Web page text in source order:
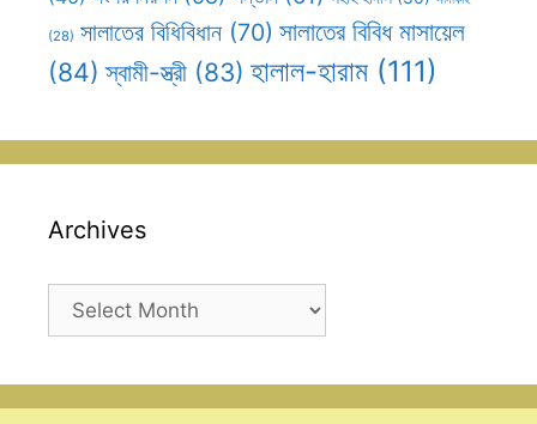
(28) সালাতের বিধিবিধান (70) সালাতের বিবিধ মাসায়েল
(84) স্বামী-স্ত্রী (83) হালাল-হারাম (111)
Archives
Archives